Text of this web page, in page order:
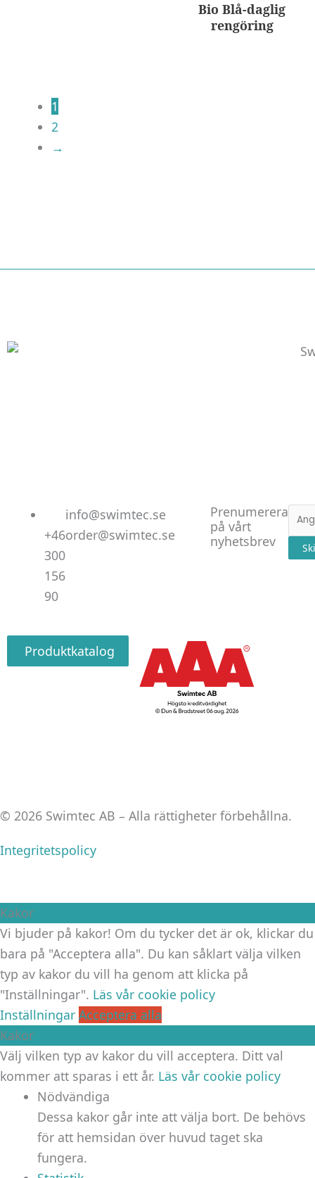
Bio Blå-daglig
rengöring
1
2
→
+46
300
156
90
info@swimtec.se
order@swimtec.se
Prenumerera
på vårt
nyhetsbrev
E-
post
Produktkatalog
© 2026 Swimtec AB – Alla rättigheter förbehållna.
Integritetspolicy
Kakor
Vi bjuder på kakor! Om du tycker det är ok, klickar du
bara på "Acceptera alla". Du kan såklart välja vilken
typ av kakor du vill ha genom att klicka på
"Inställningar". Läs vår cookie policy
Inställningar Acceptera alla
Kakor
Välj vilken typ av kakor du vill acceptera. Ditt val
kommer att sparas i ett år. Läs vår cookie policy
Nödvändiga
Dessa kakor går inte att välja bort. De behövs
för att hemsidan över huvud taget ska
fungera.